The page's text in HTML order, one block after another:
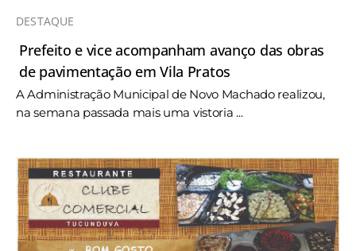
DESTAQUE
Prefeito e vice acompanham avanço das obras
de pavimentação em Vila Pratos
A Administração Municipal de Novo Machado realizou,
na semana passada mais uma vistoria ...